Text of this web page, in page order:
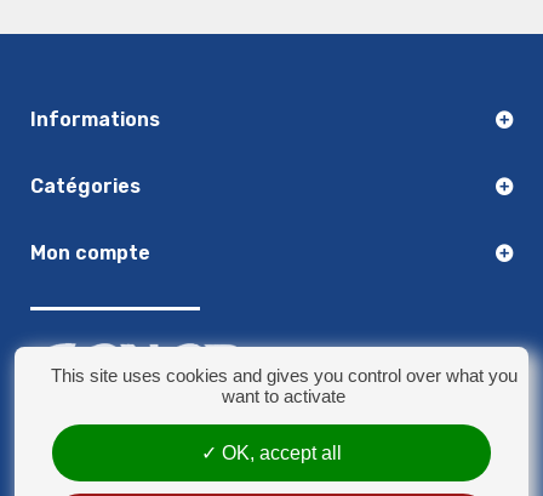
Informations
Catégories
Mon compte
8 rue Jules Verne - 59790 Ronchin
This site uses cookies and gives you control over what you
want to activate
OK, accept all